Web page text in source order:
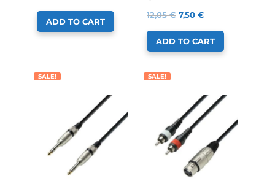
ADD TO CART
12,05€ 7,50 €
ADD TO CART
SALE! SALE!